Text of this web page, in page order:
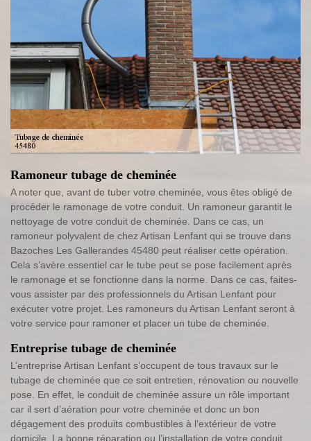
Ramoneur tubage de cheminée
A noter que, avant de tuber votre cheminée, vous êtes obligé de
procéder le ramonage de votre conduit. Un ramoneur garantit le
nettoyage de votre conduit de cheminée. Dans ce cas, un
ramoneur polyvalent de chez Artisan Lenfant qui se trouve dans
Bazoches Les Gallerandes 45480 peut réaliser cette opération.
Cela s’avère essentiel car le tube peut se pose facilement après
le ramonage et se fonctionne dans la norme. Dans ce cas, faites-
vous assister par des professionnels du Artisan Lenfant pour
exécuter votre projet. Les ramoneurs du Artisan Lenfant seront à
votre service pour ramoner et placer un tube de cheminée.
Entreprise tubage de cheminée
L’entreprise Artisan Lenfant s’occupent de tous travaux sur le
tubage de cheminée que ce soit entretien, rénovation ou nouvelle
pose. En effet, le conduit de cheminée assure un rôle important
car il sert d’aération pour votre cheminée et donc un bon
dégagement des produits combustibles à l’extérieur de votre
domicile. La bonne réparation ou l’installation de votre conduit